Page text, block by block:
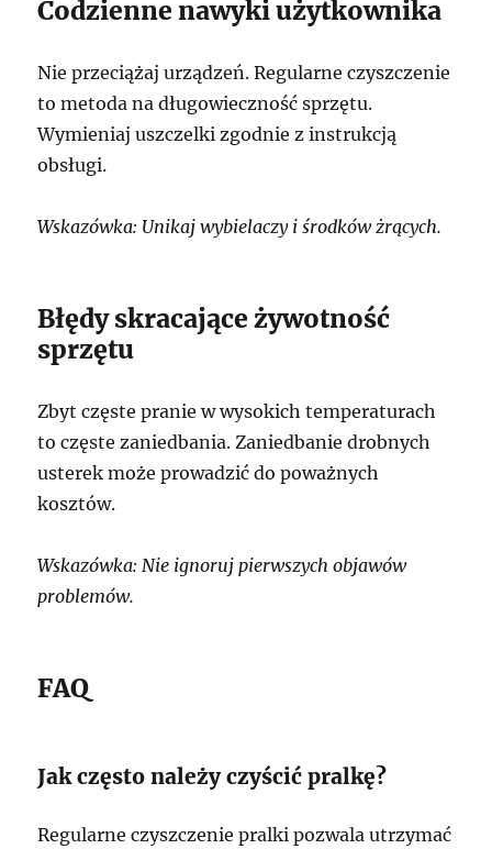
Codzienne nawyki użytkownika
Nie przeciążaj urządzeń. Regularne czyszczenie
to metoda na długowieczność sprzętu.
Wymieniaj uszczelki zgodnie z instrukcją
obsługi.
Wskazówka: Unikaj wybielaczy i środków żrących.
Błędy skracające żywotność
sprzętu
Zbyt częste pranie w wysokich temperaturach
to częste zaniedbania. Zaniedbanie drobnych
usterek może prowadzić do poważnych
kosztów.
Wskazówka: Nie ignoruj pierwszych objawów
problemów.
FAQ
Jak często należy czyścić pralkę?
Regularne czyszczenie pralki pozwala utrzymać